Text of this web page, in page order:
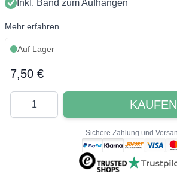
Inkl. Band zum Aufhängen
Mehr erfahren
Auf Lager
Final product price
7,50 €
Quantity
KAUFEN
Sichere Zahlung und